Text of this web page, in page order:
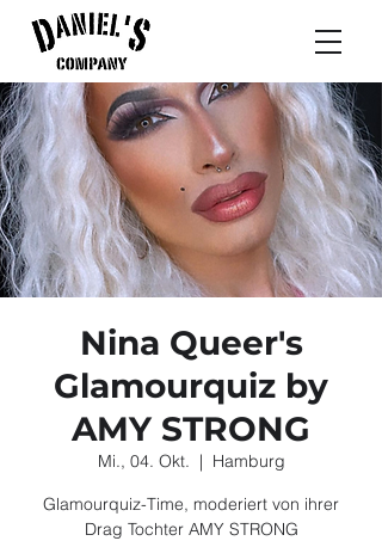
Nina Queer's
Glamourquiz by
AMY STRONG
Mi., 04. Okt.
  |
Hamburg
Glamourquiz-Time, moderiert von ihrer
Drag Tochter AMY STRONG